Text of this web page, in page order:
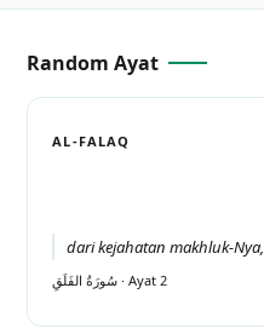
Random Ayat
AL-FALAQ
dari kejahatan makhluk-Nya,
سُورَةُ الفَلَقِ · Ayat 2